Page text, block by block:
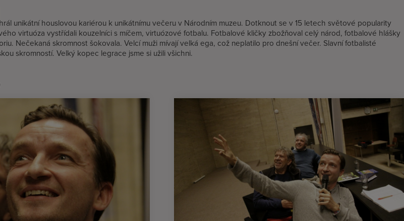
unikátní houslovou kariérou k unikátnímu večeru v Národním muzeu. Dotknout se v 15 letech světové popularity
virtuóza vystřídali kouzelníci s míčem, virtuózové fotbalu. Fotbalové kličky zbožňoval celý národ, fotbalové hlášky
Nečekaná skromnost šokovala. Velcí muži mívají velká ega, což neplatilo pro dnešní večer. Slavní fotbalisté
skromností. Velký kopec legrace jsme si užili všichni.